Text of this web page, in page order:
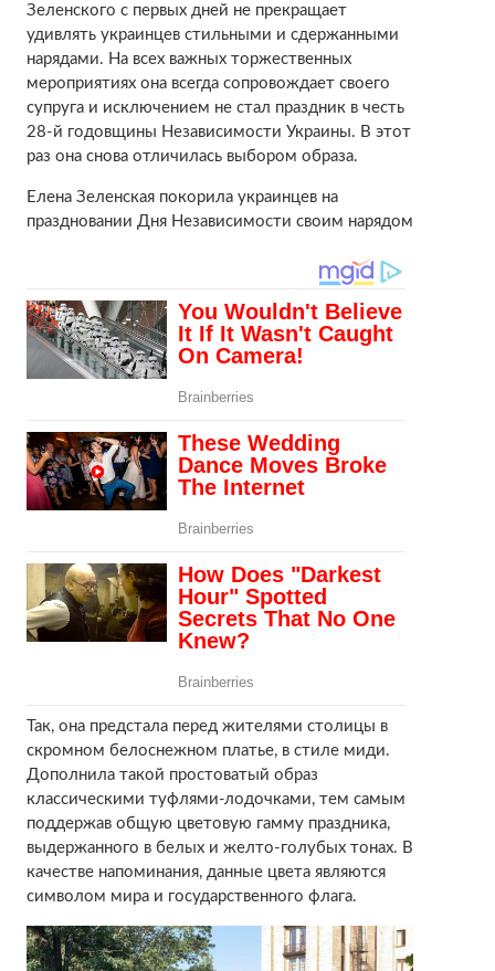
Зеленского с первых дней не прекращает
удивлять украинцев стильными и сдержанными
нарядами. На всех важных торжественных
мероприятиях она всегда сопровождает своего
супруга и исключением не стал праздник в честь
28-й годовщины Независимости Украины. В этот
раз она снова отличилась выбором образа.
Елена Зеленская покорила украинцев на
праздновании Дня Независимости своим нарядом
Так, она предстала перед жителями столицы в
скромном белоснежном платье, в стиле миди.
Дополнила такой простоватый образ
классическими туфлями-лодочками, тем самым
поддержав общую цветовую гамму праздника,
выдержанного в белых и желто-голубых тонах. В
качестве напоминания, данные цвета являются
символом мира и государственного флага.